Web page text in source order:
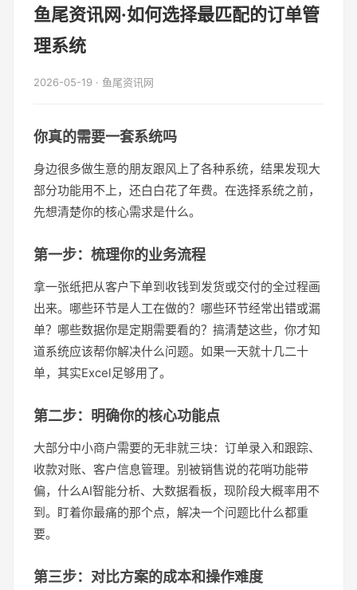
鱼尾资讯网·如何选择最匹配的订单管
理系统
2026-05-19 · 鱼尾资讯网
你真的需要一套系统吗
身边很多做生意的朋友跟风上了各种系统，结果发现大
部分功能用不上，还白白花了年费。在选择系统之前，
先想清楚你的核心需求是什么。
第一步：梳理你的业务流程
拿一张纸把从客户下单到收钱到发货或交付的全过程画
出来。哪些环节是人工在做的？哪些环节经常出错或漏
单？哪些数据你是定期需要看的？搞清楚这些，你才知
道系统应该帮你解决什么问题。如果一天就十几二十
单，其实Excel足够用了。
第二步：明确你的核心功能点
大部分中小商户需要的无非就三块：订单录入和跟踪、
收款对账、客户信息管理。别被销售说的花哨功能带
偏，什么AI智能分析、大数据看板，现阶段大概率用不
到。盯着你最痛的那个点，解决一个问题比什么都重
要。
第三步：对比方案的成本和操作难度